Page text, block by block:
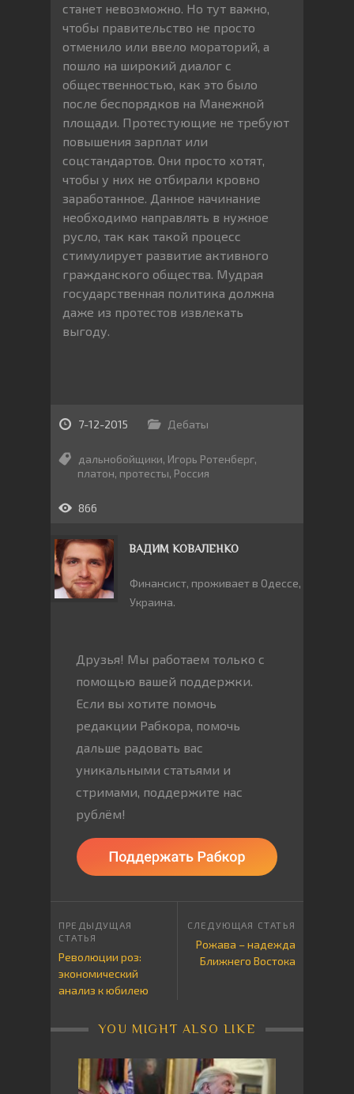
станет невозможно. Но тут важно,
чтобы правительство не просто
отменило или ввело мораторий, а
пошло на широкий диалог с
общественностью, как это было
после беспорядков на Манежной
площади. Протестующие не требуют
повышения зарплат или
соцстандартов. Они просто хотят,
чтобы у них не отбирали кровно
заработанное. Данное начинание
необходимо направлять в нужное
русло, так как такой процесс
стимулирует развитие активного
гражданского общества. Мудрая
государственная политика должна
даже из протестов извлекать
выгоду.
7-12-2015 Дебаты
дальнобойщики, Игорь Ротенберг,
платон, протесты, Россия
866
ВАДИМ КОВАЛЕНКО
Финансист, проживает в Одессе,
Украина.
Друзья! Мы работаем только с
помощью вашей поддержки.
Если вы хотите помочь
редакции Рабкора, помочь
дальше радовать вас
уникальными статьями и
стримами, поддержите нас
рублём!
Революции роз:
экономический
анализ к юбилею
Рожава – надежда
Ближнего Востока
YOU MIGHT ALSO LIKE